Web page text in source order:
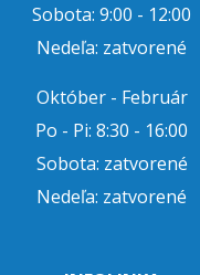
Sobota: 9:00 - 12:00
Nedeľa: zatvorené
Október - Február
Po - Pi: 8:30 - 16:00
Sobota: zatvorené
Nedeľa: zatvorené